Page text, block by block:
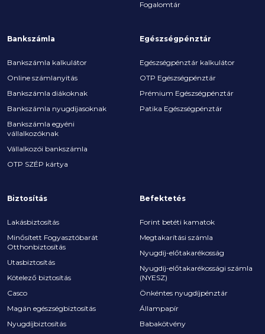
Fogalomtár
Bankszámla
Bankszámla kalkulátor
Online számlanyitás
Bankszámla diákoknak
Bankszámla nyugdíjasoknak
Bankszámla egyéni
vállalkozóknak
Vállalkozói bankszámla
OTP SZÉP kártya
Egészségpénztár
Egészségpénztár kalkulátor
OTP Egészségpénztár
Prémium Egészségpénztár
Patika Egészségpénztár
Biztosítás
Lakásbiztosítás
Minősített Fogyasztóbarát
Otthonbiztosítás
Utasbiztosítás
Kötelező biztosítás
Casco
Magán egészségbiztosítás
Nyugdíjbiztosítás
Befektetés
Forint betéti kamatok
Megtakarítási számla
Nyugdíj-előtakarékosság
Nyugdíj-előtakarékossági számla
(NYESZ)
Önkéntes nyugdíjpénztár
Állampapír
Babakötvény